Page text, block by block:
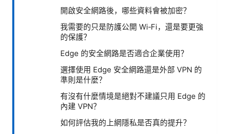
開啟安全網路後，哪些資料會被加密？
我需要的只是防護公開 Wi‑Fi，還是要更強
的保護？
Edge 的安全網路是否適合企業使用？
選擇使用 Edge 安全網路還是外部 VPN 的
準則是什麼？
有沒有什麼情境是絕對不建議只用 Edge 的
內建 VPN？
如何評估我的上網隱私是否真的提升？